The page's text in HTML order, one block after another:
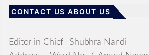
CONTACT US ABOUT US
Editor in Chief- Shubhra Nandi